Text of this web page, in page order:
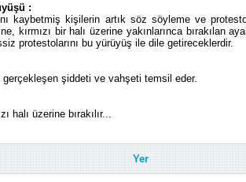
:
kaybetmiş kişilerin artık söz söyleme ve
kırmızı bir halı üzerine yakınlarınca bırakılan
protestolarını bu yürüyüş ile dile getireceklerdir.
şiddeti ve vahşeti temsil eder.
halı üzerine bırakılır...
Yer